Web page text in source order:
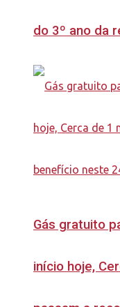
do 3º ano da
Gás gratuito
início hoje,